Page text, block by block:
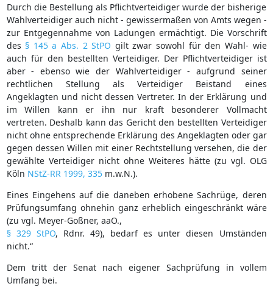
Durch die Bestellung als Pflichtverteidiger wurde der bisherige
Wahlverteidiger auch nicht - gewissermaßen von Amts wegen -
zur Entgegennahme von Ladungen ermächtigt. Die Vorschrift
des § 145 a Abs. 2 StPO gilt zwar sowohl für den Wahl- wie
auch für den bestellten Verteidiger. Der Pflichtverteidiger ist
aber - ebenso wie der Wahlverteidiger - aufgrund seiner
rechtlichen Stellung als Verteidiger Beistand eines
Angeklagten und nicht dessen Vertreter. In der Erklärung und
im Willen kann er ihn nur kraft besonderer Vollmacht
vertreten. Deshalb kann das Gericht den bestellten Verteidiger
nicht ohne entsprechende Erklärung des Angeklagten oder gar
gegen dessen Willen mit einer Rechtstellung versehen, die der
gewählte Verteidiger nicht ohne Weiteres hätte (zu vgl. OLG
Köln NStZ-RR 1999, 335m.w.N.).
Eines Eingehens auf die daneben erhobene Sachrüge, deren
Prüfungsumfang ohnehin ganz erheblich eingeschränkt wäre
(zu vgl. Meyer-Goßner, aaO.,
§ 329 StPO, Rdnr. 49), bedarf es unter diesen Umständen
nicht.“
Dem tritt der Senat nach eigener Sachprüfung in vollem
Umfang bei.